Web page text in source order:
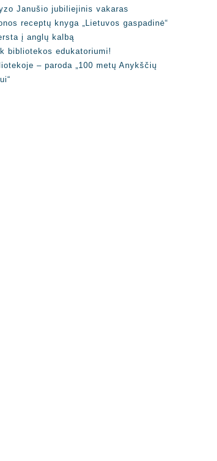
Janušio jubiliejinis vakaras
receptų knyga „Lietuvos gaspadinė“
į anglų kalbą
bibliotekos edukatoriumi!
– paroda „100 metų Anykščių